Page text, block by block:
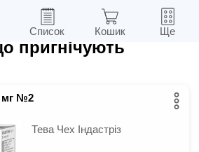
у м.Київ
пригнічують
мг №2
Тева Чех Індастріз
Список Кошик Ще